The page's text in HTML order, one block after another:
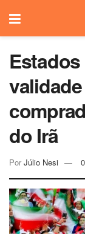
do Irã
Por Júlio Nesi